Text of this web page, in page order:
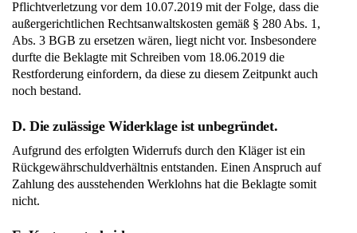
Pflichtverletzung vor dem 10.07.2019 mit der Folge, dass die
außergerichtlichen Rechtsanwaltskosten gemäß § 280 Abs. 1,
Abs. 3 BGB zu ersetzen wären, liegt nicht vor. Insbesondere
durfte die Beklagte mit Schreiben vom 18.06.2019 die
Restforderung einfordern, da diese zu diesem Zeitpunkt auch
noch bestand.
D. Die zulässige Widerklage ist unbegründet.
Aufgrund des erfolgten Widerrufs durch den Kläger ist ein
Rückgewährschuldverhältnis entstanden. Einen Anspruch auf
Zahlung des ausstehenden Werklohns hat die Beklagte somit
nicht.